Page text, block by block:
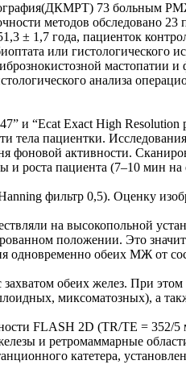
73 больным
методов обследовано
± 1,7 года, пациенток
или гистологического
анализа
и “Ecat Exact High
тела пациентки.
активности.
и роста пациента (7–10 мин
фильтр 0,5). Оценку
на высокопольной
положении. Это
одновременно обеих МЖ от
захватом обеих желез. При
миксоматозных), а
FLASH 2D (TR/TE =
и ретромаммарные
катетера,